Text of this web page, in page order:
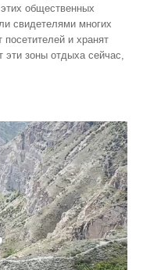
общественных
свидетелями многих
и хранят
эти зоны отдыха сейчас,